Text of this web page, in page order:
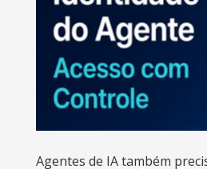
Agentes de IA também